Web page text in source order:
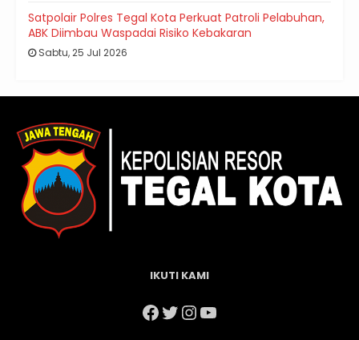
Satpolair Polres Tegal Kota Perkuat Patroli Pelabuhan,
ABK Diimbau Waspadai Risiko Kebakaran
Sabtu, 25 Jul 2026
IKUTI KAMI
Facebook
Twitter
Instagram
YouTube